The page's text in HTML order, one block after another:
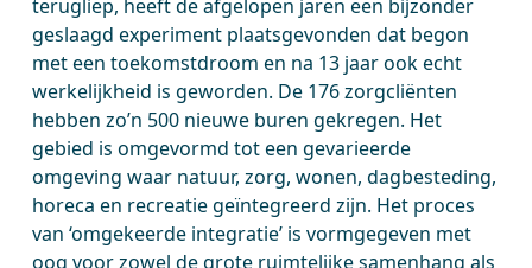
terugliep, heeft de afgelopen jaren een bijzonder
geslaagd experiment plaatsgevonden dat begon
met een toekomstdroom en na 13 jaar ook echt
werkelijkheid is geworden. De 176 zorgcliënten
hebben zo’n 500 nieuwe buren gekregen. Het
gebied is omgevormd tot een gevarieerde
omgeving waar natuur, zorg, wonen, dagbesteding,
horeca en recreatie geïntegreerd zijn. Het proces
van ‘omgekeerde integratie’ is vormgegeven met
oog voor zowel de grote ruimtelijke samenhang als